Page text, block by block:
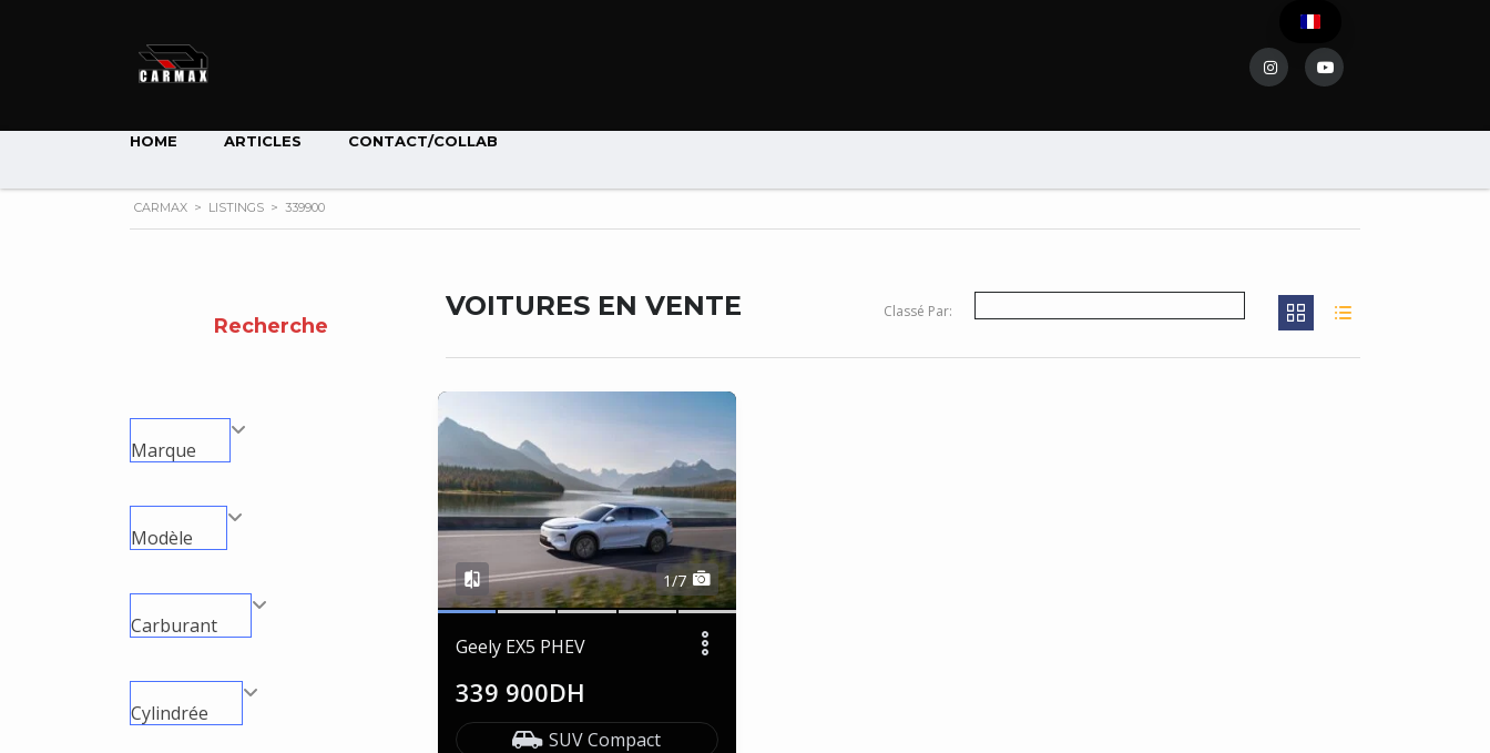
HOME ARTICLES CONTACT/COLLAB
CARMAX > LISTINGS > 339900
Recherche
Marque
Modèle
Carburant
Cylindrée
VOITURES EN VENTE Classé Par:
1/7
Geely EX5 PHEV
339 900DH
SUV Compact